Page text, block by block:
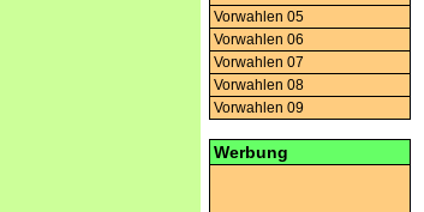
Vorwahlen 05
Vorwahlen 06
Vorwahlen 07
Vorwahlen 08
Vorwahlen 09
Werbung